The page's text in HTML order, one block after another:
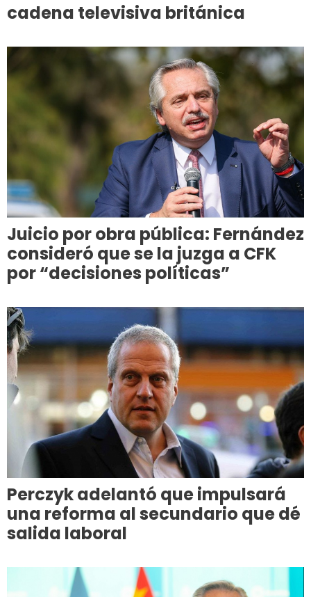
cadena televisiva británica
Juicio por obra pública: Fernández
consideró que se la juzga a CFK
por “decisiones políticas”
Perczyk adelantó que impulsará
una reforma al secundario que dé
salida laboral